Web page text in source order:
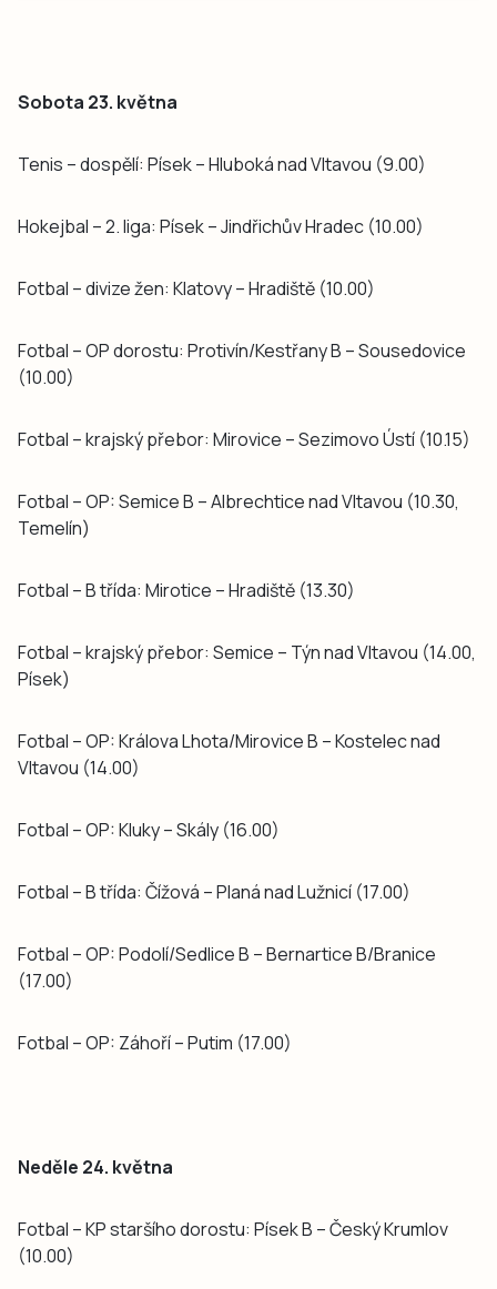
Sobota 23. května
Tenis – dospělí: Písek – Hluboká nad Vltavou (9.00)
Hokejbal – 2. liga: Písek – Jindřichův Hradec (10.00)
Fotbal – divize žen: Klatovy – Hradiště (10.00)
Fotbal – OP dorostu: Protivín/Kestřany B – Sousedovice
(10.00)
Fotbal – krajský přebor: Mirovice – Sezimovo Ústí (10.15)
Fotbal – OP: Semice B – Albrechtice nad Vltavou (10.30,
Temelín)
Fotbal – B třída: Mirotice – Hradiště (13.30)
Fotbal – krajský přebor: Semice – Týn nad Vltavou (14.00,
Písek)
Fotbal – OP: Králova Lhota/Mirovice B – Kostelec nad
Vltavou (14.00)
Fotbal – OP: Kluky – Skály (16.00)
Fotbal – B třída: Čížová – Planá nad Lužnicí (17.00)
Fotbal – OP: Podolí/Sedlice B – Bernartice B/Branice
(17.00)
Fotbal – OP: Záhoří – Putim (17.00)
Neděle 24. května
Fotbal – KP staršího dorostu: Písek B – Český Krumlov
(10.00)